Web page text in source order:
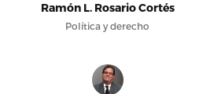
Ramón L. Rosario Cortés
Política y derecho